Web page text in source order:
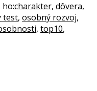
ho:charakter, dôvera,
test, osobný rozvoj,
, top10,